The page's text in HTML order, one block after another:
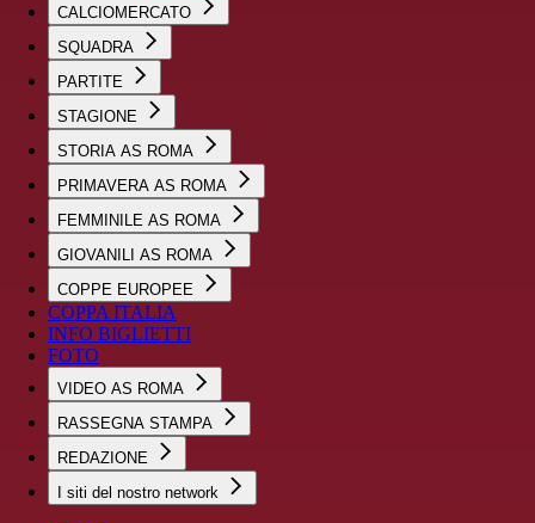
CALCIOMERCATO
SQUADRA
PARTITE
STAGIONE
STORIA AS ROMA
PRIMAVERA AS ROMA
FEMMINILE AS ROMA
GIOVANILI AS ROMA
COPPE EUROPEE
COPPA ITALIA
INFO BIGLIETTI
FOTO
VIDEO AS ROMA
RASSEGNA STAMPA
REDAZIONE
I siti del nostro network